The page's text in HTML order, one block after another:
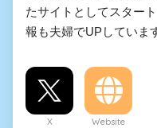
たサイトとしてスター
報も夫婦でUPしていま
X Website